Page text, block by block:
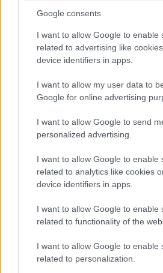
Google consents
I want to allow Google to enable
related to advertising like
device identifiers in apps.
I want to allow my user data to
Google for online advertising
I want to allow Google to send
personalized advertising.
I want to allow Google to enable
related to analytics like cookies
device identifiers in apps.
I want to allow Google to enable
related to functionality of the
I want to allow Google to enable
related to personalization.